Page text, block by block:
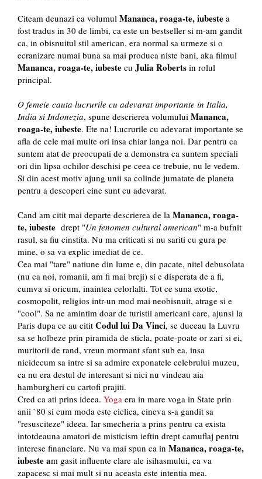
Citeam deunazi ca volumul Mananca, roaga-te, iubeste a
fost tradus in 30 de limbi, ca este un bestseller si m-am gandit
ca, in obisnuitul stil american, era normal sa urmeze si o
ecranizare numai buna sa mai produca niste bani, aka filmul
Mananca, roaga-te, iubeste cu Julia Roberts in rolul
principal.
O femeie cauta lucrurile cu adevarat importante in Italia,
India si Indonezia, spune descrierea volumului Mananca,
roaga-te, iubeste. Ete na! Lucrurile cu adevarat importante se
afla de cele mai multe ori insa chiar langa noi. Dar pentru ca
suntem atat de preocupati de a demonstra ca suntem speciali
ori din lipsa ochilor deschisi pe ceea ce trebuie, nu le vedem.
Si din acest motiv ajung unii sa colinde jumatate de planeta
pentru a descoperi cine sunt cu adevarat.
Cand am citit mai departe descrierea de la Mananca, roaga-
te, iubeste drept "Un fenomen cultural american" m-a bufnit
rasul, sa fiu cinstita. Nu ma criticati si nu sariti cu gura pe
mine, o sa va explic imediat de ce.
Cea mai "tare" natiune din lume e, din pacate, nitel debusolata
(nu ca noi, romanii, am fi mai breji) si e disperata de a fi,
cumva si oricum, inaintea celorlalti. Tot ce suna exotic,
cosmopolit, religios intr-un mod mai neobisnuit, atrage si e
"cool". Sa ne amintim doar de turistii americani care, ajunsi la
Paris dupa ce au citit Codul lui Da Vinci, se duceau la Luvru
sa se holbeze prin piramida de sticla, poate-poate or zari si ei,
muritorii de rand, vreun mormant sfant sub ea, insa
nicidecum sa intre si sa admire exponatele celebrului muzeu,
ca nu era destul de interesant si nici nu vindeau aia
hamburgheri cu cartofi prajiti.
Cred ca ati prins ideea. Yoga era in mare voga in State prin
anii `80 si cum moda este ciclica, cineva s-a gandit sa
"resusciteze" ideea. Iar smecheria a prins pentru ca exista
intotdeauna amatori de misticism ieftin drept camuflaj pentru
interese financiare. Nu va mai spun ca in Mananca, roaga-te,
iubeste am gasit influente clare ale isihasmului, ca va
zapacesc si mai mult si nu aceasta este intentia mea.